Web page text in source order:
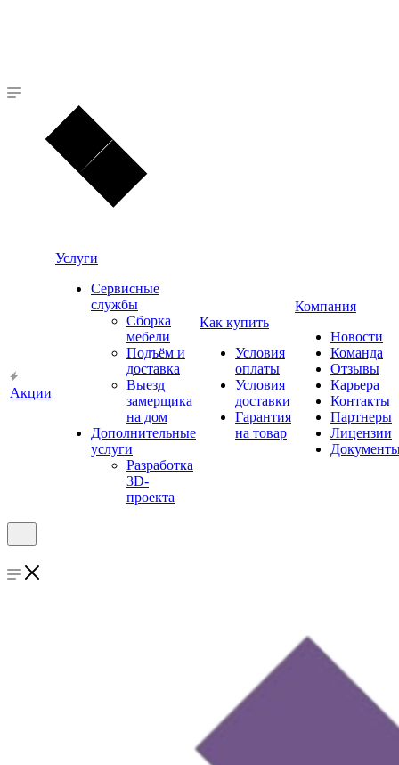
Акции
Услуги
Сервисные
службы
Сборка
мебели
Подъём и
доставка
Выезд
замерщика
на дом
Дополнительные
услуги
Разработка
3D-
проекта
Как купить
Условия
оплаты
Условия
доставки
Гарантия
на товар
Компания
Новости
Команда
Отзывы
Карьера
Контакты
Партнеры
Лицензии